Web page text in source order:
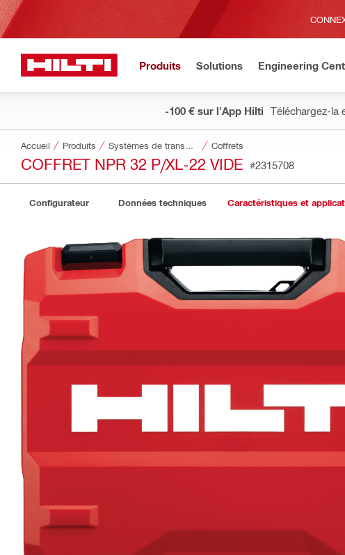
Produits Solutions Engineering
-100 € sur l'App Hilti Téléchargez-la
Accueil Produits Coffrets
COFFRET NPR 32 P/XL-22 VIDE #2315708
Configurateur Données techniques Caractéristiques et